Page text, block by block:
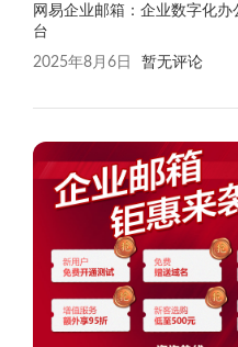
网易企业邮箱：企业数字化办
台
2025年8月6日 暂无评论